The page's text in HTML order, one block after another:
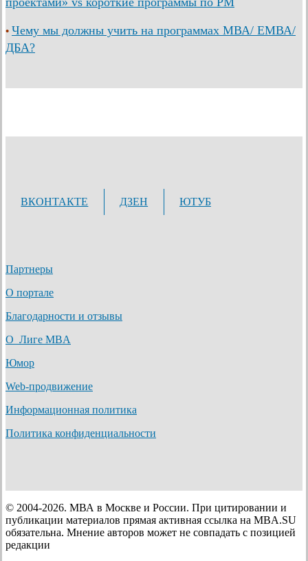
• Чему мы должны учить на программах МВА/ ЕМВА/
ДБА?
ВКОНТАКТЕ ДЗЕН ЮТУБ
Партнеры
О портале
Благодарности и отзывы
О Лиге MBA
Юмор
Web-продвижение
Информационная политика
Политика конфиденциальности
© 2004-2026. МВА в Москве и России. При цитировании и
публикации материалов прямая активная ссылка на MBA.SU
обязательна. Мнение авторов может не совпадать с позицией
редакции